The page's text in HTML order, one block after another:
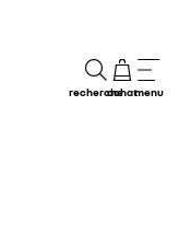
rechercheachatmenu